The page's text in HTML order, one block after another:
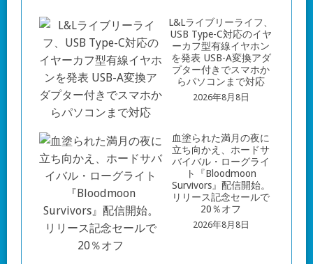
L&Lライブリーライフ、
USB Type-C対応のイヤ
ーカフ型有線イヤホン
を発表 USB-A変換アダ
プター付きでスマホか
らパソコンまで対応
2026年8月8日
血塗られた満月の夜に
立ち向かえ、ホードサ
バイバル・ローグライ
ト『Bloodmoon
Survivors』配信開始。
リリース記念セールで
20％オフ
2026年8月8日